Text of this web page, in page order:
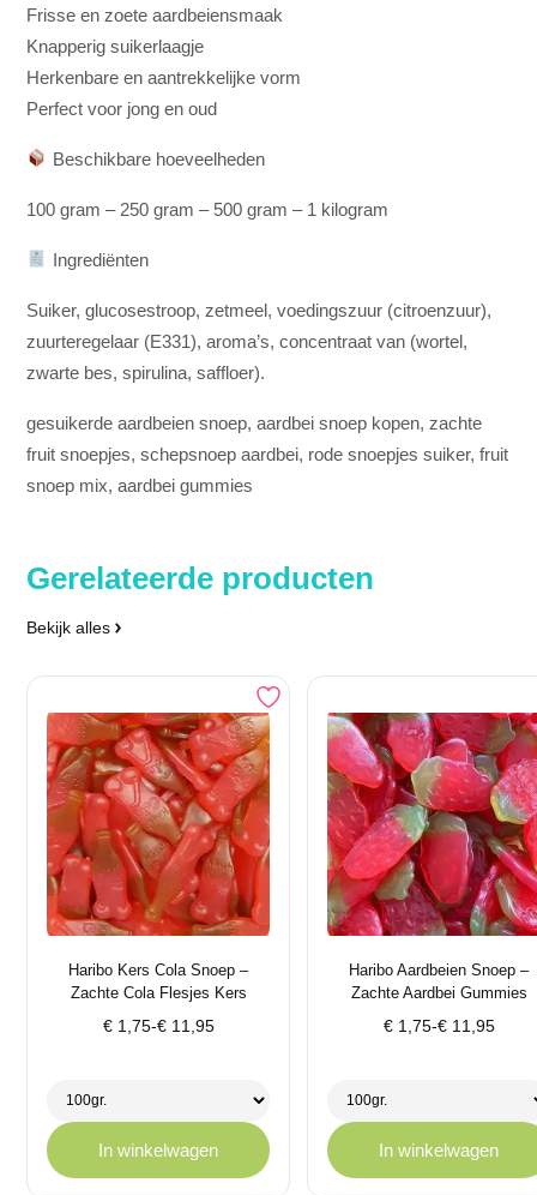
Frisse en zoete aardbeiensmaak
Knapperig suikerlaagje
Herkenbare en aantrekkelijke vorm
Perfect voor jong en oud
Beschikbare hoeveelheden
100 gram – 250 gram – 500 gram – 1 kilogram
Ingrediënten
Suiker, glucosestroop, zetmeel, voedingszuur (citroenzuur),
zuurteregelaar (E331), aroma’s, concentraat van (wortel,
zwarte bes, spirulina, saffloer).
gesuikerde aardbeien snoep, aardbei snoep kopen, zachte
fruit snoepjes, schepsnoep aardbei, rode snoepjes suiker, fruit
snoep mix, aardbei gummies
Gerelateerde producten
Bekijk alles
Haribo Kers Cola Snoep –
Zachte Cola Flesjes Kers
€1,75-€11,95
Prijsklasse:
€ 11,95
In winkelwagen
Haribo Aardbeien Snoep –
Zachte Aardbei Gummies
€1,75-€11,95
Prijsklasse:
€ 11,95
In winkelwagen